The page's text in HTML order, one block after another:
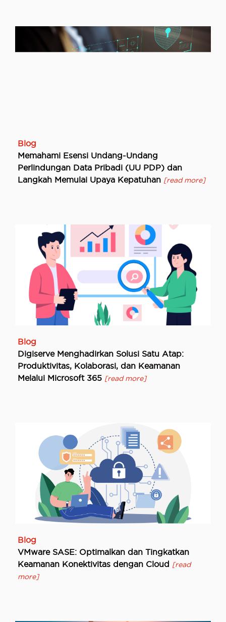
Blog
Memahami Esensi Undang-Undang
Perlindungan Data Pribadi (UU PDP) dan
Langkah Memulai Upaya Kepatuhan [read more]
Blog
Digiserve Menghadirkan Solusi Satu Atap:
Produktivitas, Kolaborasi, dan Keamanan
Melalui Microsoft 365 [read more]
Blog
VMware SASE: Optimalkan dan Tingkatkan
Keamanan Konektivitas dengan Cloud [read
more]